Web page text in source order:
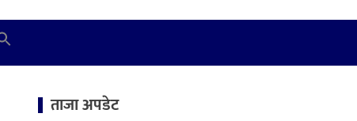
ताजा अपडेट